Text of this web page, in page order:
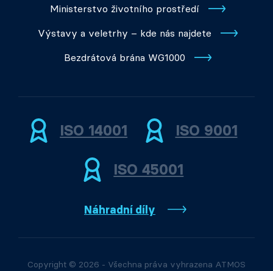
Ministerstvo životního prostředí
Výstavy a veletrhy – kde nás najdete
Bezdrátová brána WG1000
ISO 14001 ISO 9001
ISO 45001
Náhradní díly
Copyright © 2026 - Všechna práva vyhrazena ATMOS